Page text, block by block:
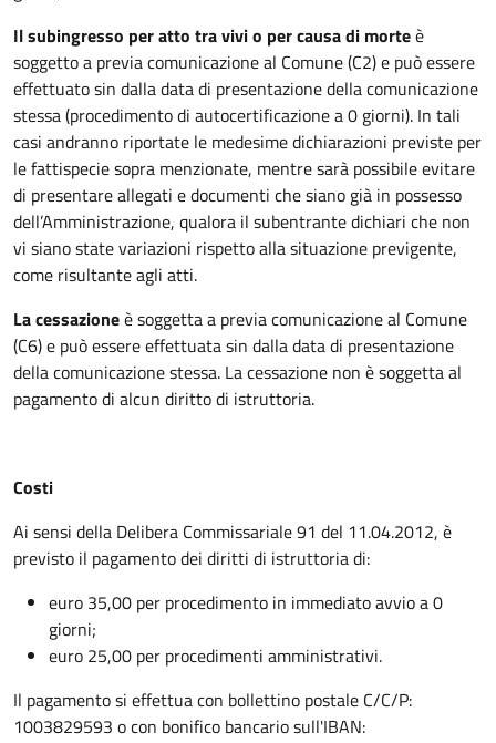
Il subingresso per atto tra vivi o per causa di morteè
soggetto a previa comunicazione al Comune (C2) e può essere
effettuato sin dalla data di presentazione della comunicazione
stessa (procedimento di autocertificazione a 0 giorni). In tali
casi andranno riportate le medesime dichiarazioni previste per
le fattispecie sopra menzionate, mentre sarà possibile evitare
di presentare allegati e documenti che siano già in possesso
dell’Amministrazione, qualora il subentrante dichiari che non
vi siano state variazioni rispetto alla situazione previgente,
come risultante agli atti.
Lacessazioneè soggetta a previa comunicazione al Comune
(C6) e può essere effettuata sin dalla data di presentazione
della comunicazione stessa. La cessazione non è soggetta al
pagamento di alcun diritto di istruttoria.
Costi
Ai sensi della Delibera Commissariale 91 del 11.04.2012, è
previsto il pagamento dei diritti di istruttoria di:
euro 35,00 per procedimento in immediato avvio a 0
giorni;
euro 25,00 per procedimenti amministrativi.
Il pagamento si effettua con bollettino postale C/C/P:
1003829593 o con bonifico bancario sull'IBAN: